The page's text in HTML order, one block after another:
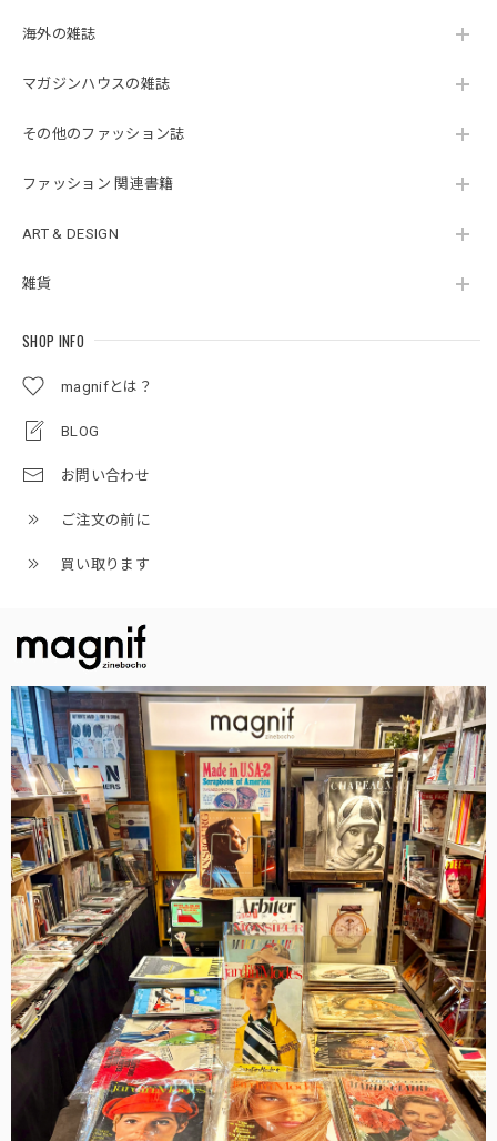
海外の雑誌
マガジンハウスの雑誌
その他のファッション誌
ファッション 関連書籍
ART & DESIGN
雑貨
SHOP INFO
magnifとは？
BLOG
お問い合わせ
ご注文の前に
買い取ります